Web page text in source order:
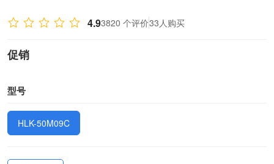
4.93820 个评价33人购买
促销
型号
HLK-50M09C